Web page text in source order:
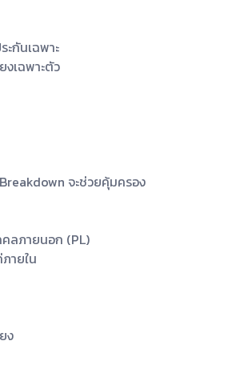
ะกันเฉพาะ
งเฉพาะตัว
จะช่วยคุ้มครอง
ลภายนอก (PL)
ายใน
ง